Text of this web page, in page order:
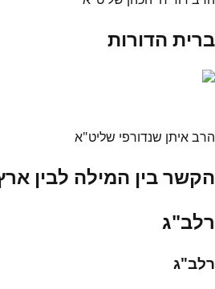
ברית הדורות
הרב איתן שנדורפי שליט"א
הקשר בין המילה לבין
רלב"ג
רלב"ג